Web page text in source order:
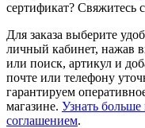
сертификат?
Для заказа выберите
личный кабинет, нажав
или поиск, артикул и
почте или телефону
гарантируем
магазине. Узнать больше
соглашением.